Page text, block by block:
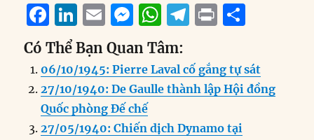
F
a
c
e
b
o
Li
n
k
e
d
I
E
m
ai
l
M
e
ss
e
n
g
W
h
at
s
A
p
T
e
g
r
a
P
n
t
a
re
Có Thể Bạn Quan Tâm:
06/10/1945: Pierre Laval cố gắng tự sát
27/10/1940: De Gaulle thành lập Hội đồng
Quốc phòng Đế chế
27/05/1940: Chiến dịch Dynamo tại